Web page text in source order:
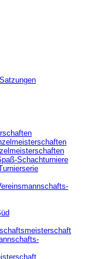
Schachturniere